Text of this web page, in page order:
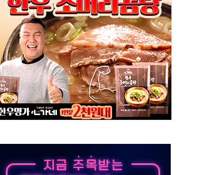
대 나흘만에 숨진 채 발견
대 아들 체포
청래…제주 연설서 신경전 고조
적극 환영"·野 "졸속 국정"
지 최대 3.5m 높은 물결
, 비상대응기구 가동
부동산 규제 철폐
상 폭우…호우경보 발효